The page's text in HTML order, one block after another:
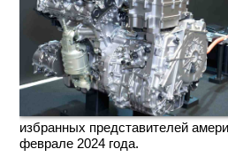
избранных представителей
феврале 2024 года.